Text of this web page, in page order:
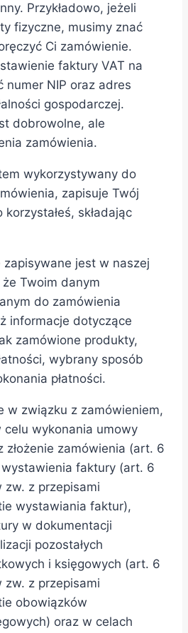
Przykładowo, jeżeli
fizyczne, musimy znać
Ci zamówienie.
faktury VAT na
numer NIP oraz adres
gospodarczej.
dobrowolne, ale
zamówienia.
wykorzystywany do
zapisuje Twój
składając
jest w naszej
Twoim danym
do zamówienia
informacje dotyczące
zamówione produkty,
wybrany sposób
płatności.
w związku z zamówieniem,
wykonania umowy
złożenie zamówienia (art. 6
wystawienia faktury (art. 6
zw. z przepisami
wystawiania faktur),
w dokumentacji
pozostałych
i księgowych (art. 6
zw. z przepisami
obowiązków
oraz w celach